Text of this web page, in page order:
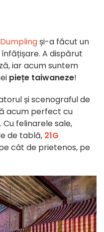
Dumpling și-a făcut un
A dispărut
iar acum suntem
piețe taiwaneze!
și scenograful de
acum perfect cu
felinarele sale,
de tablă, 21G
cât de prietenos, pe